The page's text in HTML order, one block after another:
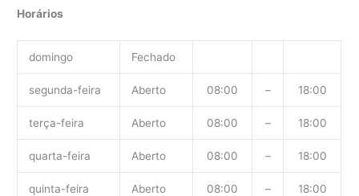
Horários
domingo Fechado
segunda-feira Aberto 08:00 – 18:00
terça-feira Aberto 08:00 – 18:00
quarta-feira Aberto 08:00 – 18:00
quinta-feira Aberto 08:00 – 18:00